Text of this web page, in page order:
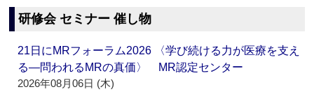
研修会 セミナー 催し物
21日にMRフォーラム2026 〈学び続ける力が医療を支え
る―問われるMRの真価〉 MR認定センター
2026年08月06日 (木)